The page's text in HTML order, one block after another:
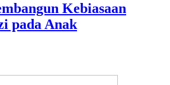
Kebiasaan
pada Anak